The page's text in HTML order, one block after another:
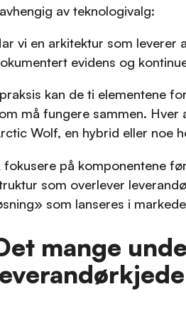
av teknologivalg:
vi en arkitektur som leverer
evidens og
kan de ti elementene
må fungere sammen.
Wolf, en hybrid eller noe
fokusere på komponentene
som overlever
som lanseres i
mange